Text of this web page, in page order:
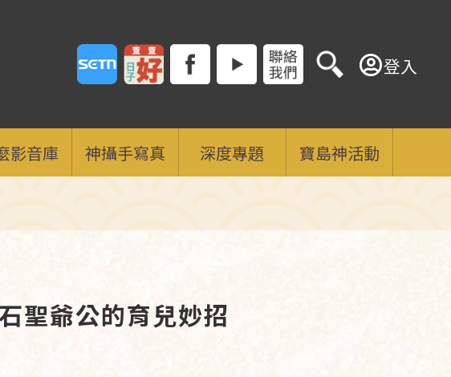
登入
影音庫 神攝手寫真 深度專題 寶島神活動
聖爺公的育兒妙招